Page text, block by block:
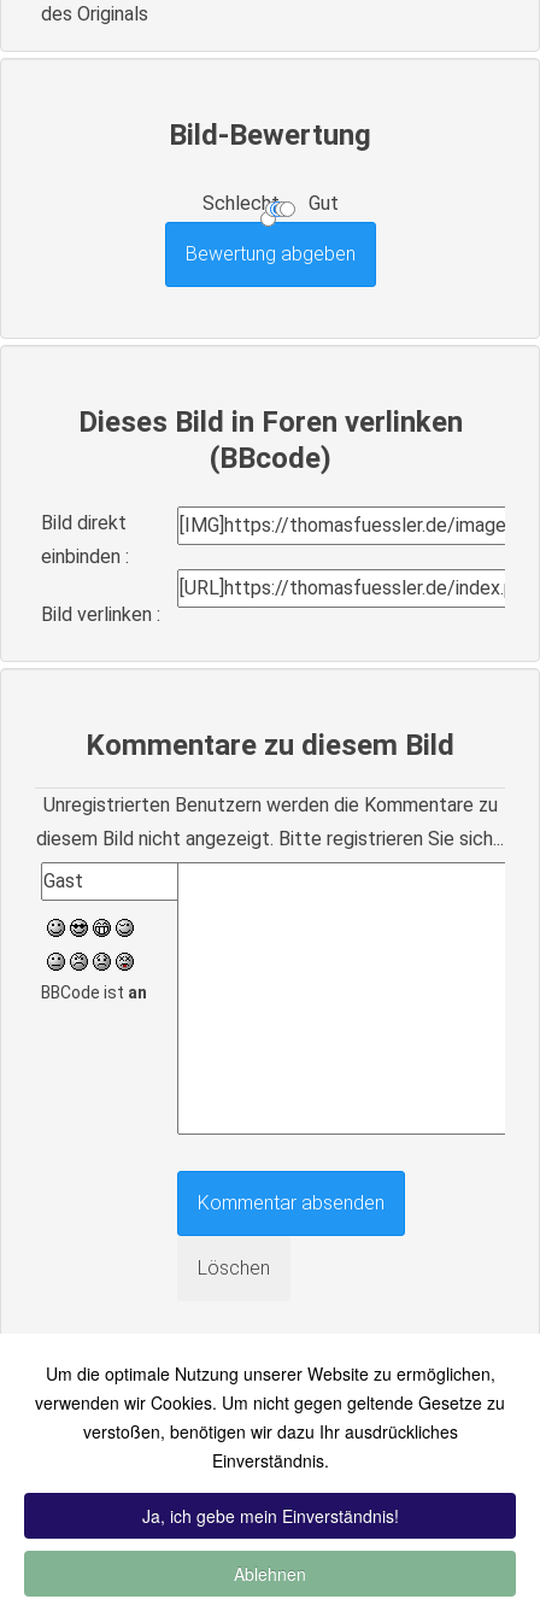
des Originals
Bild-Bewertung
Schlecht Gut
Dieses Bild in Foren verlinken
(BBcode)
Bild direkt
einbinden :
Bild verlinken :
Kommentare zu diesem Bild
Unregistrierten Benutzern werden die Kommentare zu
diesem Bild nicht angezeigt. Bitte registrieren Sie sich...
BBCode ist an
An einen Freund senden
Bitte loggen Sie sich zuerst ein...
Um die optimale Nutzung unserer Website zu ermöglichen,
verwenden wir Cookies. Um nicht gegen geltende Gesetze zu
verstoßen, benötigen wir dazu Ihr ausdrückliches
Einverständnis.
Ja, ich gebe mein Einverständnis!
Ablehnen